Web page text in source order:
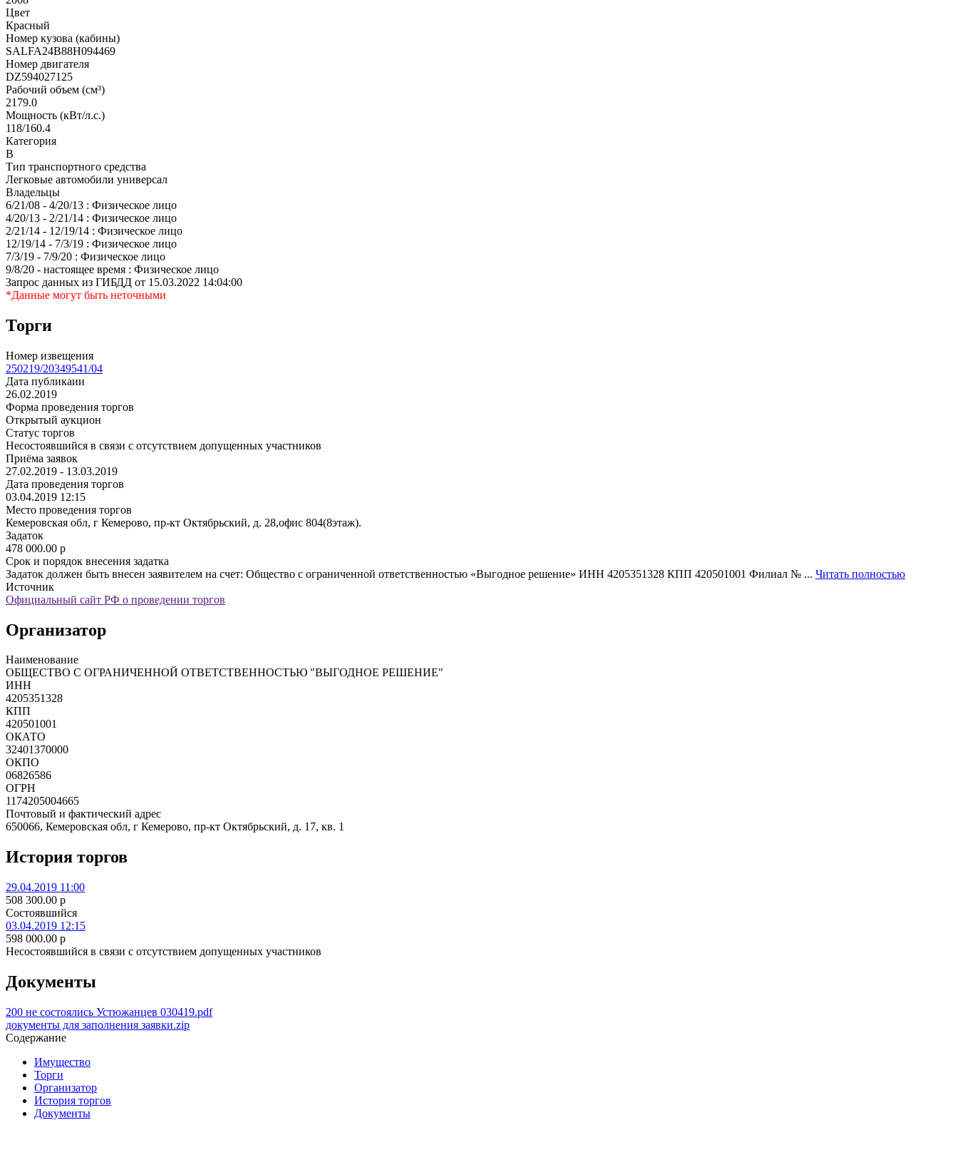
Цвет
Красный
Номер кузова (кабины)
SALFA24B88H094469
Номер двигателя
DZ594027125
Рабочий объем (см³)
2179.0
Мощность (кВт/л.с.)
118/160.4
Категория
В
Тип транспортного средства
Легковые автомобили универсал
Владельцы
6/21/08 - 4/20/13 : Физическое лицо
4/20/13 - 2/21/14 : Физическое лицо
2/21/14 - 12/19/14 : Физическое лицо
12/19/14 - 7/3/19 : Физическое лицо
7/3/19 - 7/9/20 : Физическое лицо
9/8/20 - настоящее время : Физическое лицо
Запрос данных из ГИБДД от 15.03.2022 14:04:00
*Данные могут быть неточными
Торги
Номер извещения
250219/20349541/04
Дата публикаии
26.02.2019
Форма проведения торгов
Открытый аукцион
Статус торгов
Несостоявшийся в связи с отсутствием допущенных участников
Приёма заявок
27.02.2019 - 13.03.2019
Дата проведения торгов
03.04.2019 12:15
Место проведения торгов
Кемеровская обл, г Кемерово, пр-кт Октябрьский, д. 28,офис 804(8этаж).
Задаток
478 000.00 p
Срок и порядок внесения задатка
Задаток должен быть внесен заявителем на счет: Общество с ограниченной ответственностью «Выгодное решение» ИНН 4205351328 КПП 420501001 Филиал № ... Читать полностью
Источник
Официальный сайт РФ о проведении торгов
Организатор
Наименование
ОБЩЕСТВО С ОГРАНИЧЕННОЙ ОТВЕТСТВЕННОСТЬЮ "ВЫГОДНОЕ РЕШЕНИЕ"
ИНН
4205351328
КПП
420501001
ОКАТО
32401370000
ОКПО
06826586
ОГРН
1174205004665
Почтовый и фактический адрес
650066, Кемеровская обл, г Кемерово, пр-кт Октябрьский, д. 17, кв. 1
История торгов
29.04.2019 11:00
508 300.00 p
Состоявшийся
03.04.2019 12:15
598 000.00 p
Несостоявшийся в связи с отсутствием допущенных участников
Документы
200 не состоялись Устюжанцев 030419.pdf
документы для заполнения заявки.zip
Содержание
Имущество
Торги
Организатор
История торгов
Документы